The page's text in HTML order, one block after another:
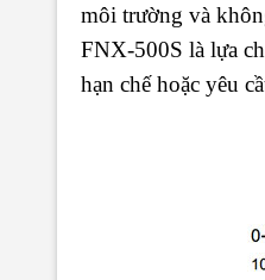
môi trường và
FNX-500S là lựa
hạn chế hoặc yêu